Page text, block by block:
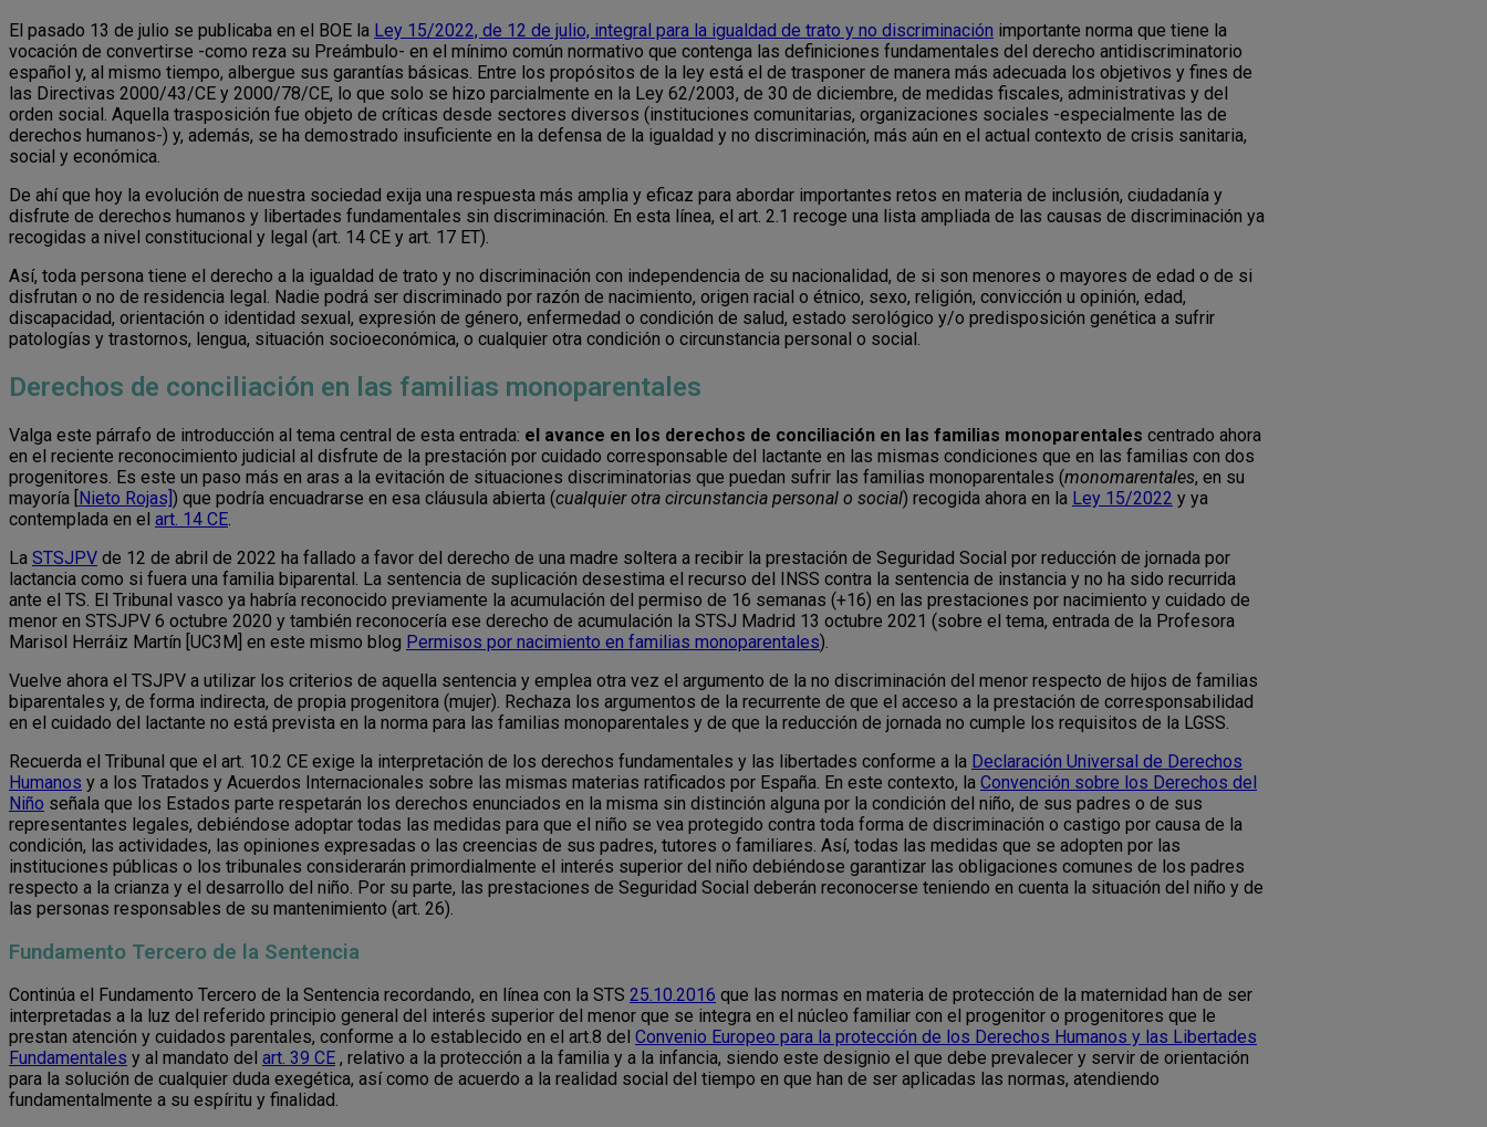
El pasado 13 de julio se publicaba en el BOE la Ley 15/2022, de 12 de julio, integral para la igualdad de trato y no discriminación importante norma que tiene la
vocación de convertirse -como reza su Preámbulo- en el mínimo común normativo que contenga las definiciones fundamentales del derecho antidiscriminatorio
español y, al mismo tiempo, albergue sus garantías básicas. Entre los propósitos de la ley está el de trasponer de manera más adecuada los objetivos y fines de
las Directivas 2000/43/CE y 2000/78/CE, lo que solo se hizo parcialmente en la Ley 62/2003, de 30 de diciembre, de medidas fiscales, administrativas y del
orden social. Aquella trasposición fue objeto de críticas desde sectores diversos (instituciones comunitarias, organizaciones sociales -especialmente las de
derechos humanos-) y, además, se ha demostrado insuficiente en la defensa de la igualdad y no discriminación, más aún en el actual contexto de crisis sanitaria,
social y económica.
De ahí que hoy la evolución de nuestra sociedad exija una respuesta más amplia y eficaz para abordar importantes retos en materia de inclusión, ciudadanía y
disfrute de derechos humanos y libertades fundamentales sin discriminación. En esta línea, el art. 2.1 recoge una lista ampliada de las causas de discriminación ya
recogidas a nivel constitucional y legal (art. 14 CE y art. 17 ET).
Así, toda persona tiene el derecho a la igualdad de trato y no discriminación con independencia de su nacionalidad, de si son menores o mayores de edad o de si
disfrutan o no de residencia legal. Nadie podrá ser discriminado por razón de nacimiento, origen racial o étnico, sexo, religión, convicción u opinión, edad,
discapacidad, orientación o identidad sexual, expresión de género, enfermedad o condición de salud, estado serológico y/o predisposición genética a sufrir
patologías y trastornos, lengua, situación socioeconómica, o cualquier otra condición o circunstancia personal o social.
Derechos de conciliación en las familias monoparentales
Valga este párrafo de introducción al tema central de esta entrada: el avance en los derechos de conciliación en las familias monoparentales centrado ahora
en el reciente reconocimiento judicial al disfrute de la prestación por cuidado corresponsable del lactante en las mismas condiciones que en las familias con dos
progenitores. Es este un paso más en aras a la evitación de situaciones discriminatorias que puedan sufrir las familias monoparentales (monomarentales, en su
mayoría [ Nieto Rojas] ) que podría encuadrarse en esa cláusula abierta (cualquier otra circunstancia personal o social) recogida ahora en la Ley 15/2022 y ya
contemplada en el art. 14 CE.
La STSJPV de 12 de abril de 2022 ha fallado a favor del derecho de una madre soltera a recibir la prestación de Seguridad Social por reducción de jornada por
lactancia como si fuera una familia biparental. La sentencia de suplicación desestima el recurso del INSS contra la sentencia de instancia y no ha sido recurrida
ante el TS. El Tribunal vasco ya habría reconocido previamente la acumulación del permiso de 16 semanas (+16) en las prestaciones por nacimiento y cuidado de
menor en STSJPV 6 octubre 2020 y también reconocería ese derecho de acumulación la STSJ Madrid 13 octubre 2021 (sobre el tema, entrada de la Profesora
Marisol Herráiz Martín [UC3M] en este mismo blog Permisos por nacimiento en familias monoparentales).
Vuelve ahora el TSJPV a utilizar los criterios de aquella sentencia y emplea otra vez el argumento de la no discriminación del menor respecto de hijos de familias
biparentales y, de forma indirecta, de propia progenitora (mujer). Rechaza los argumentos de la recurrente de que el acceso a la prestación de corresponsabilidad
en el cuidado del lactante no está prevista en la norma para las familias monoparentales y de que la reducción de jornada no cumple los requisitos de la LGSS.
Recuerda el Tribunal que el art. 10.2 CE exige la interpretación de los derechos fundamentales y las libertades conforme a la Declaración Universal de Derechos
Humanos y a los Tratados y Acuerdos Internacionales sobre las mismas materias ratificados por España. En este contexto, la Convención sobre los Derechos del
Niño señala que los Estados parte respetarán los derechos enunciados en la misma sin distinción alguna por la condición del niño, de sus padres o de sus
representantes legales, debiéndose adoptar todas las medidas para que el niño se vea protegido contra toda forma de discriminación o castigo por causa de la
condición, las actividades, las opiniones expresadas o las creencias de sus padres, tutores o familiares. Así, todas las medidas que se adopten por las
instituciones públicas o los tribunales considerarán primordialmente el interés superior del niño debiéndose garantizar las obligaciones comunes de los padres
respecto a la crianza y el desarrollo del niño. Por su parte, las prestaciones de Seguridad Social deberán reconocerse teniendo en cuenta la situación del niño y de
las personas responsables de su mantenimiento (art. 26).
Fundamento Tercero de la Sentencia
Continúa el Fundamento Tercero de la Sentencia recordando, en línea con la STS 25.10.2016 que las normas en materia de protección de la maternidad han de ser
interpretadas a la luz del referido principio general del interés superior del menor que se integra en el núcleo familiar con el progenitor o progenitores que le
prestan atención y cuidados parentales, conforme a lo establecido en el art.8 del Convenio Europeo para la protección de los Derechos Humanos y las Libertades
Fundamentales y al mandato del art. 39 CE , relativo a la protección a la familia y a la infancia, siendo este designio el que debe prevalecer y servir de orientación
para la solución de cualquier duda exegética, así como de acuerdo a la realidad social del tiempo en que han de ser aplicadas las normas, atendiendo
fundamentalmente a su espíritu y finalidad.